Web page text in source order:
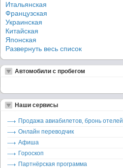
Итальянская
Французская
Украинская
Китайская
Японская
Развернуть весь список
Автомобили с пробегом
Наши сервисы
Продажа авиабилетов, бронь отелей
Онлайн переводчик
Афиша
Гороскоп
Партнёрская программа